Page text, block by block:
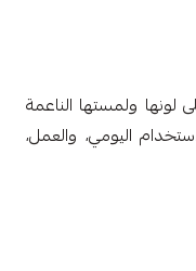
ولمستها الناعمة
اليومي، والعمل،